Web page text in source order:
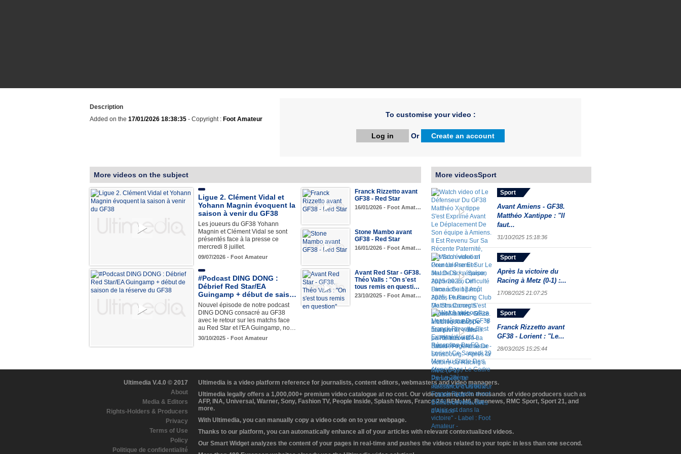
Description
Added on the 17/01/2026 18:38:35 - Copyright : Foot Amateur
To customise your video :
Log in Or Create an account
More videos on the subject
Ligue 2. Clément Vidal et
Yohann Magnin évoquent la
saison à venir du GF38
Les joueurs du GF38 Yohann
Magnin et Clément Vidal se sont
présentés face à la presse ce
mercredi 8 juillet.
09/07/2026 - Foot Amateur
Franck Rizzetto avant
GF38 - Red Star
16/01/2026 - Foot Amat…
Stone Mambo avant
GF38 - Red Star
16/01/2026 - Foot Amat…
#Podcast DING DONG :
Débrief Red Star/EA
Guingamp + début de sais…
Nouvel épisode de notre podcast
DING DONG consacré au GF38
avec le retour sur les matchs face
au Red Star et l'EA Guingamp, no…
30/10/2025 - Foot Amateur
Avant Red Star - GF38.
Théo Valls : "On s'est
tous remis en questi…
23/10/2025 - Foot Amat…
More videosSport
Sport
Avant Amiens - GF38.
Matthéo Xantippe : "Il
faut...
31/10/2025 15:18:36
Sport
Après la victoire du
Racing à Metz (0-1) :...
17/08/2025 21:07:25
Sport
Franck Rizzetto avant
GF38 - Lorient : "Le...
28/03/2025 15:25:44
Ultimedia V.4.0 © 2017
About
Media & Editors
Rights-Holders & Producers
Privacy
Terms of Use
Policy
Politique de confidentialité
Ultimedia is a video platform reference for journalists, content editors, webmasters and video managers.
Ultimedia legally offers a 1,000,000+ premium video catalogue at no cost. Our videos come from thousands of video producers such as
AFP, INA, Universal, Warner, Sony, Fashion TV, People Inside, Splash News, France 24, BFM, M6, Euronews, RMC Sport, Sport 21, and
more.
With Ultimedia, you can manually copy a video code on to your webpage.
Thanks to our platform, you can automatically enhance all of your articles with relevant contextualized videos.
Our Smart Widget analyzes the content of your pages in real-time and pushes the videos related to your topic in less than one second.